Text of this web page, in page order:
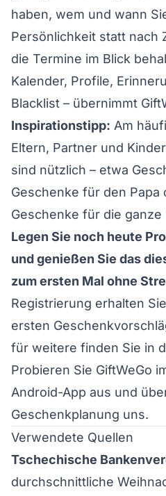
haben, wem und wann
Persönlichkeit statt nach
die Termine im Blick
Kalender, Profile,
Blacklist – übernimmt
Inspirationstipp: Am
Eltern, Partner und
sind nützlich – etwa
Geschenke für den Papa
Geschenke für die ganze
Legen Sie noch heute
und genießen Sie das
zum ersten Mal ohne
Registrierung erhalten
ersten
für weitere finden Sie in
Probieren Sie GiftWeGo
Android-App aus und
Geschenkplanung uns.
Verwendete Quellen
Tschechische
durchschnittliche